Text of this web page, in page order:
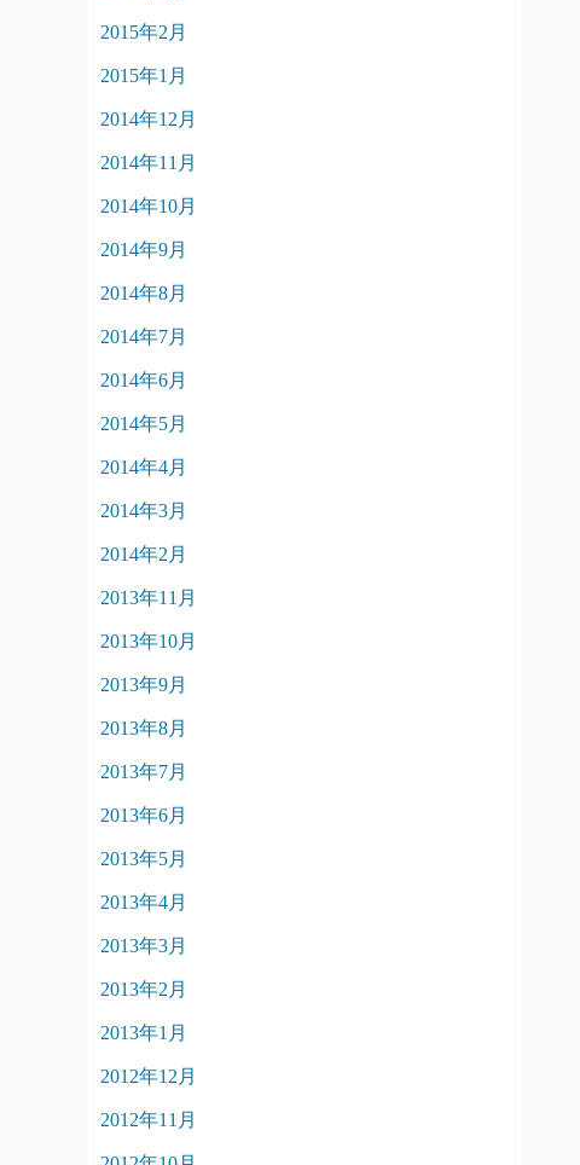
2015年2月
2015年1月
2014年12月
2014年11月
2014年10月
2014年9月
2014年8月
2014年7月
2014年6月
2014年5月
2014年4月
2014年3月
2014年2月
2013年11月
2013年10月
2013年9月
2013年8月
2013年7月
2013年6月
2013年5月
2013年4月
2013年3月
2013年2月
2013年1月
2012年12月
2012年11月